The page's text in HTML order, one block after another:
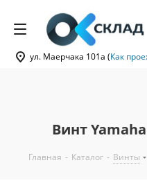
ул. Маерчака 101а (Как
Винт
Главная - Каталог - Винты